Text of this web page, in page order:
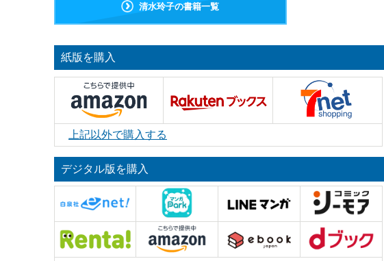
清水玲子の書籍一覧
紙版を購入
上記以外で購入する
デジタル版を購入